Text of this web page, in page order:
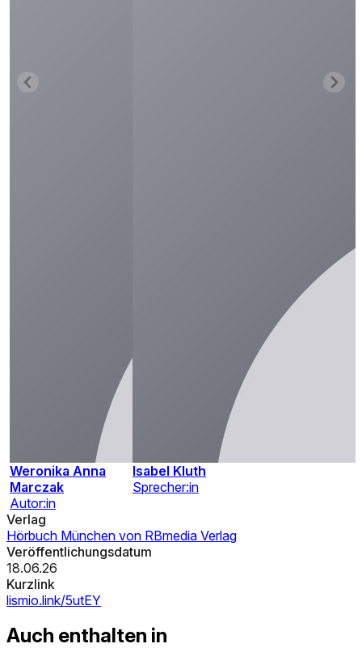
Weronika Anna
Marczak
Autor:in
Isabel Kluth
Sprecher:in
Verlag
Hörbuch München von RBmedia Verlag
Veröffentlichungsdatum
18.06.26
Kurzlink
lismio.link/5utEY
Auch enthalten in